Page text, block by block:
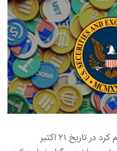
فدرال رزرو ایالات متحده اعلام کرد در تاریخ ۲۱ اکتبر